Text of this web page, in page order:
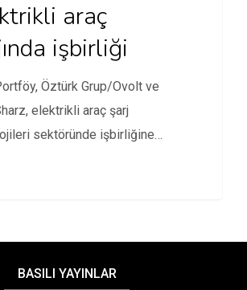
araç
işbirliği
Öztürk Grup/Ovolt ve
elektrikli araç şarj
sektöründe işbirliğine
BASILI YAYINLAR